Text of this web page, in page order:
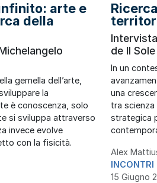
arte e
della
gemella dell’arte,
la
è conoscenza, solo
si sviluppa attraverso
invece evolve
con la fisicità.
de Il
In un
una
tra scienza
strategica
Alex
INCONTRI
15 Giugno